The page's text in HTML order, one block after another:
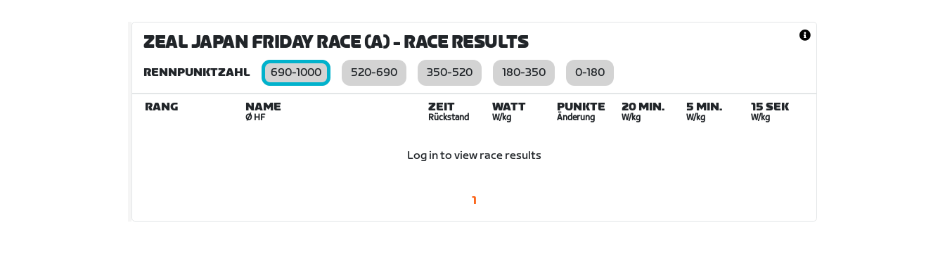
ZEAL JAPAN FRIDAY RACE (A)- RACE RESULTS
RENNPUNKTZAHL 690-1000 520-690 350-520 180-350 0-180
RANG NAME
Ø HF
ZEIT
Rückstand
WATT
W/kg
PUNKTE
Änderung
20 MIN.
W/kg
5 MIN.
W/kg
15 SEK
W/kg
Log in to view race results
1